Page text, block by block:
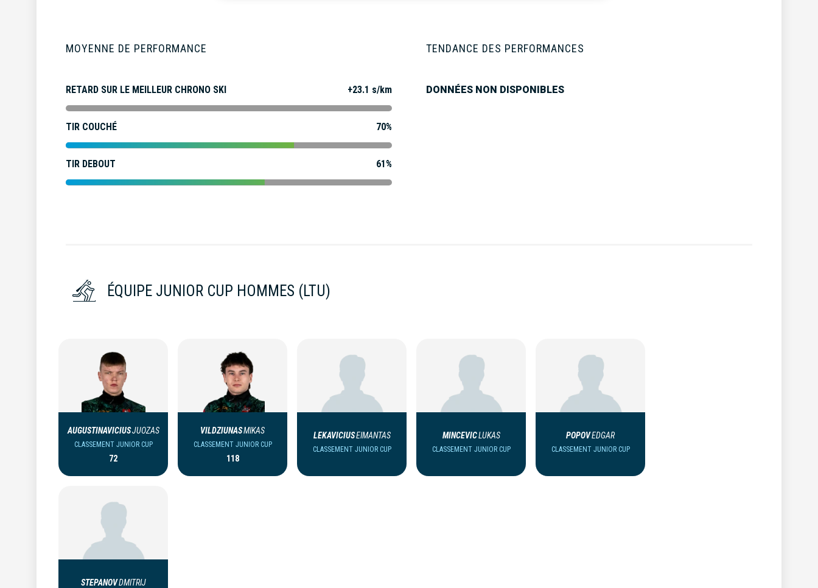
MOYENNE DE PERFORMANCE
RETARD SUR LE MEILLEUR CHRONO SKI +23.1 s/km
TIR COUCHÉ 70%
TIR DEBOUT 61%
TENDANCE DES PERFORMANCES
DONNÉES NON DISPONIBLES
ÉQUIPE JUNIOR CUP HOMMES (LTU)
AUGUSTINAVICIUSJUOZAS
CLASSEMENT JUNIOR CUP
72
VILDZIUNASMIKAS
CLASSEMENT JUNIOR CUP
118
LEKAVICIUSEIMANTAS
CLASSEMENT JUNIOR CUP
MINCEVICLUKAS
CLASSEMENT JUNIOR CUP
POPOVEDGAR
CLASSEMENT JUNIOR CUP
STEPANOVDMITRIJ